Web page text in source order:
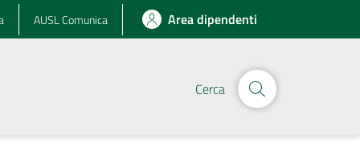
AUSL Comunica Area dipendenti
Cerca